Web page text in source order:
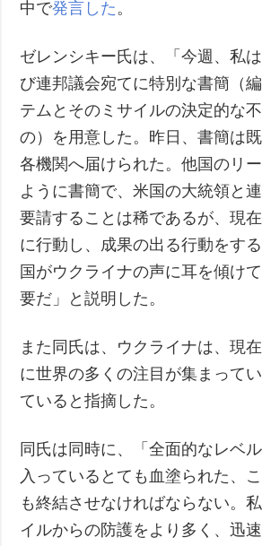
中で発言した 。
ゼレンシキー氏は、「今週、私
び連邦議会宛てに特別な書簡（
テムとそのミサイルの決定的な
の）を用意した。昨日、書簡は
各機関へ届けられた。他国のリ
ように書簡で、米国の大統領と
要請することは稀であるが、現
に行動し、成果の出る行動をす
国がウクライナの声に耳を傾け
要だ」と説明した。
また同氏は、ウクライナは、現
に世界の多くの注目が集まって
ていると指摘した。
同氏は同時に、「全面的なレベ
入っているとても血塗られた、
も終結させなければならない。
イルからの防護をより多く、迅